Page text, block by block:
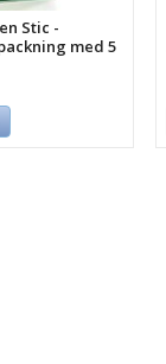
Stic -
med 5